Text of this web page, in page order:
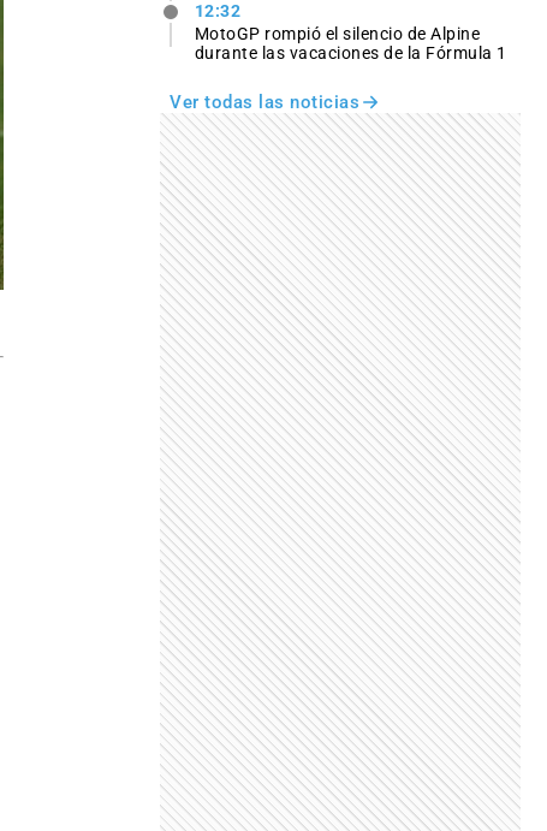
12:32
MotoGP rompió el silencio de Alpine
durante las vacaciones de la Fórmula 1
Ver todas las noticias